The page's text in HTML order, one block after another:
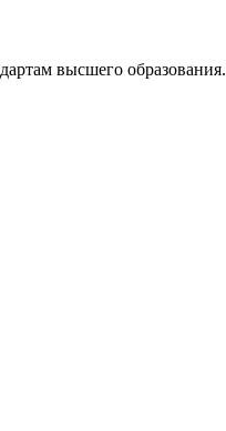
высшего образования.